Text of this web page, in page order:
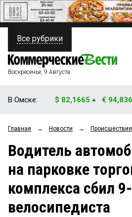
ПОЛИТИКА
ФИНАНСЫ
ОБЩЕСТВО
ЗАКОН
НОВОСТИ КОМПАНИЙ
Все рубрики
Воскресенье, 9 Августа
В Омске: $ 82,1665 €
Главная → Новости → Происшествия
Водитель
на парковке
комплекса сбил
велосипедиста